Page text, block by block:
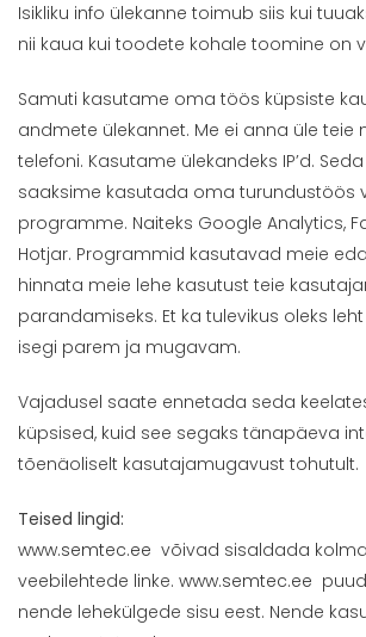
Isikliku info ülekanne toimub siis kui
nii kaua kui toodete kohale toomine on
Samuti kasutame oma töös küpsiste
andmete ülekannet. Me ei anna üle teie
telefoni. Kasutame ülekandeks IP’d.
saaksime kasutada oma turundustöös
programme. Naiteks Google Analytics,
Hotjar. Programmid kasutavad meie
hinnata meie lehe kasutust teie
parandamiseks. Et ka tulevikus oleks
isegi parem ja mugavam.
Vajadusel saate ennetada seda
küpsised, kuid see segaks tänapäeva
tõenäoliselt kasutajamugavust tohutult.
Teised lingid:
www.semtec.ee võivad sisaldada
veebilehtede linke. www.semtec.ee
nende lehekülgede sisu eest. Nende